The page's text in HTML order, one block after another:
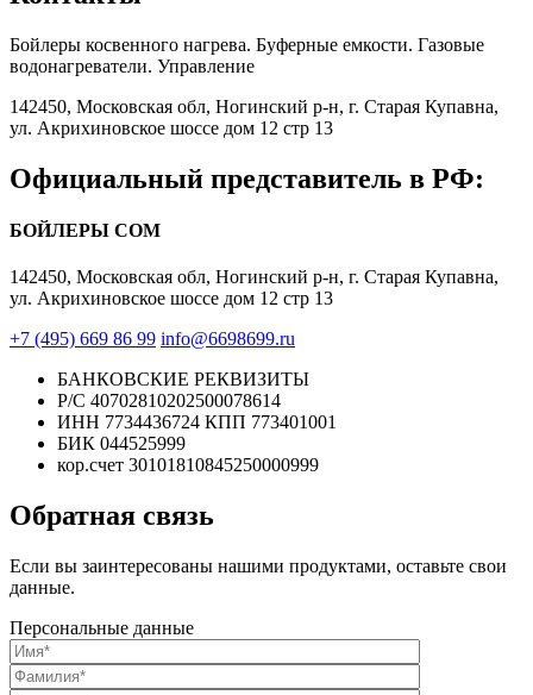
Бойлеры косвенного нагрева. Буферные емкости. Газовые
водонагреватели. Управление
142450, Московская обл, Ногинский р-н, г. Старая Купавна,
ул. Акрихиновское шоссе дом 12 стр 13
Официальный представитель в РФ:
БОЙЛЕРЫ COM
142450, Московская обл, Ногинский р-н, г. Старая Купавна,
ул. Акрихиновское шоссе дом 12 стр 13
+7 (495) 669 86 99 info@6698699.ru
БАНКОВСКИЕ РЕКВИЗИТЫ
Р/С 40702810202500078614
ИНН 7734436724 КПП 773401001
БИК 044525999
кор.счет 30101810845250000999
Обратная связь
Если вы заинтересованы нашими продуктами, оставьте свои
данные.
Персональные данные